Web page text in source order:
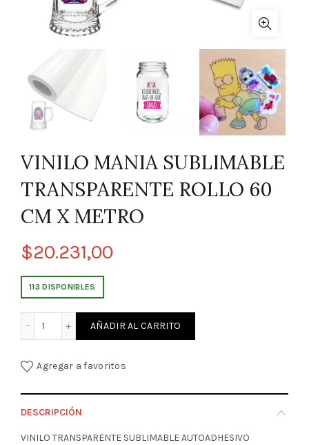
VINILO MANIA SUBLIMABLE
TRANSPARENTE ROLLO 60
CM X METRO
$20.231,00
113 DISPONIBLES
VINILO MANIA SUBLIMABLE TRANSPARENTE ROLLO 60 CM
AÑADIR AL CARRITO
Agregar a favoritos
DESCRIPCIÓN
VINILO TRANSPARENTE SUBLIMABLE AUTOADHESIVO